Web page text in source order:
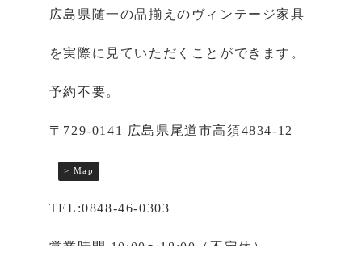
広島県随一の品揃えのヴィンテージ家具
を実際に見ていただくことができます。
予約不要。
〒729-0141 広島県尾道市高須4834-12
> Map
TEL:0848-46-0303
営業時間 10:00〜18:00（不定休）